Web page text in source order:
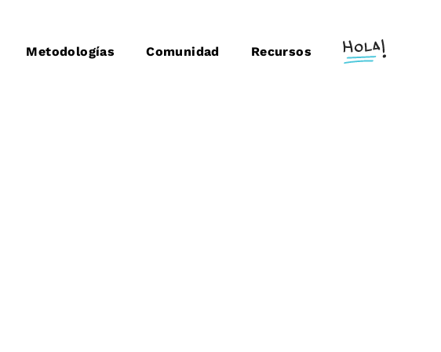
Metodologías Comunidad Recursos